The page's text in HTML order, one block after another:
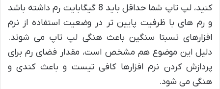
کنید، لپ تاپ شما حداقل باید 8 گیگابایت رم داشته باشد
و رم های با ظرفیت پایین تر در وضعیت استفاده از نرم
افزارهای نسبتا سنگین باعث هنگی لپ تاپ می شوند.
دلیل این موضوع هم مشخص است، مقدار فضای رم برای
پردازش کردن نرم ‌افزارها کافی تیست و باعث کندی و
هنگی می شود.